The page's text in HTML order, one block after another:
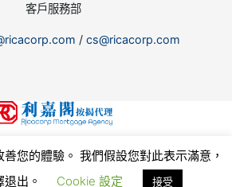
客戶服務部
/ cs@ricacorp.com
司 Ricacorp Mortgage Agency Limited, all rights reserved.使
您的體驗。 我們假設您對此表示滿意，
出。
Cookie 設定 接受